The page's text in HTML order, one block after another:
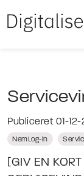
Publiceret 01-
NemLog-in
[GIV EN